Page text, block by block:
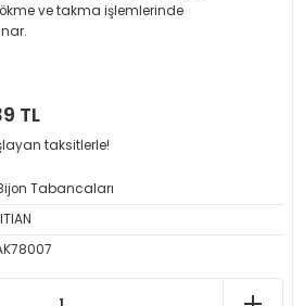
ve takma işlemlerinde
TL
taksitlerle!
Tabancaları